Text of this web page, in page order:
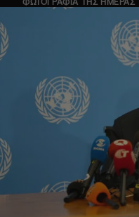
ΦΩΤΟΓΡΑΦΙΑ ΤΗΣ ΗΜΕΡΑΣ